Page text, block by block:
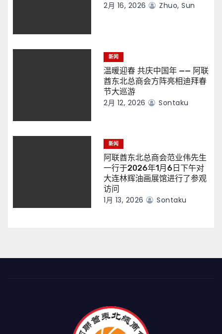
2月 16, 2026 Zhuo, Sun
新闻
温暖迎春 共庆中国年 —— 阿联
酋东北总商会方阵亮相迪拜春
节大巡游
2月 12, 2026 Sontaku
新闻
阿联酋东北总商会范业伟先生
一行于2026年1月6日下午对
大连林辉油画展馆进行了参观
访问
1月 13, 2026 Sontaku